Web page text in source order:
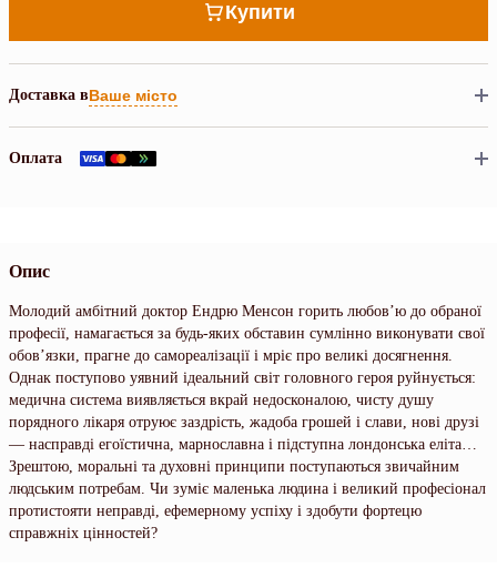
Купити
Доставка вВаше місто
Оплата
Опис
Молодий амбітний доктор Ендрю Менсон горить любов’ю до обраної
професії, намагається за будь-яких обставин сумлінно виконувати свої
обов’язки, прагне до самореалізації і мріє про великі досягнення.
Однак поступово уявний ідеальний світ головного героя руйнується:
медична система виявляється вкрай недосконалою, чисту душу
порядного лікаря отруює заздрість, жадоба грошей і слави, нові друзі
— насправді егоїстична, марнославна і підступна лондонська еліта…
Зрештою, моральні та духовні принципи поступаються звичайним
людським потребам. Чи зуміє маленька людина і великий професіонал
протистояти неправді, ефемерному успіху і здобути фортецю
справжніх цінностей?